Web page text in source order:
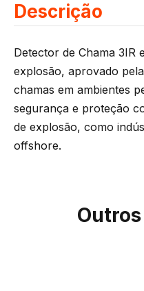
Descrição
Detector de Chama 3IR
explosão, aprovado
chamas em ambientes
segurança e proteção
de explosão, como
offshore.